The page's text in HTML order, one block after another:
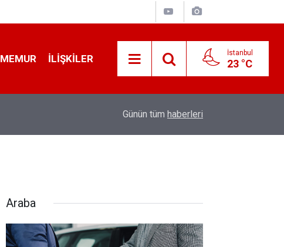
MEMUR İLIŞKILER İstanbul
23 °C
Sıcak Havalarda Ödem Şikayetini Hafife
Günün tüm haberleri
Araba